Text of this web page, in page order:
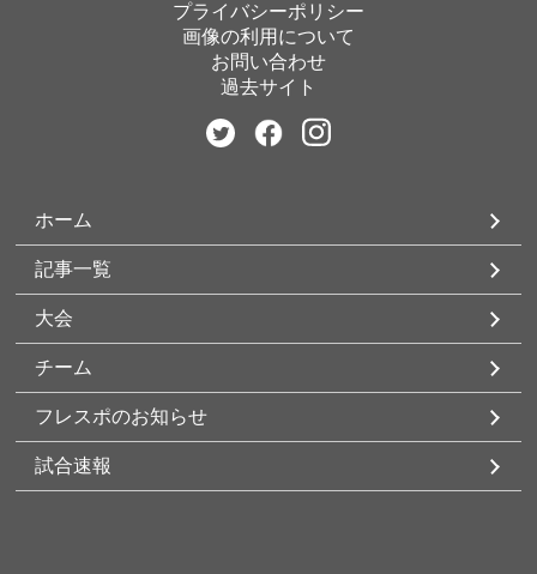
プライバシーポリシー
画像の利用について
お問い合わせ
過去サイト
ホーム
記事一覧
大会
チーム
フレスポのお知らせ
試合速報